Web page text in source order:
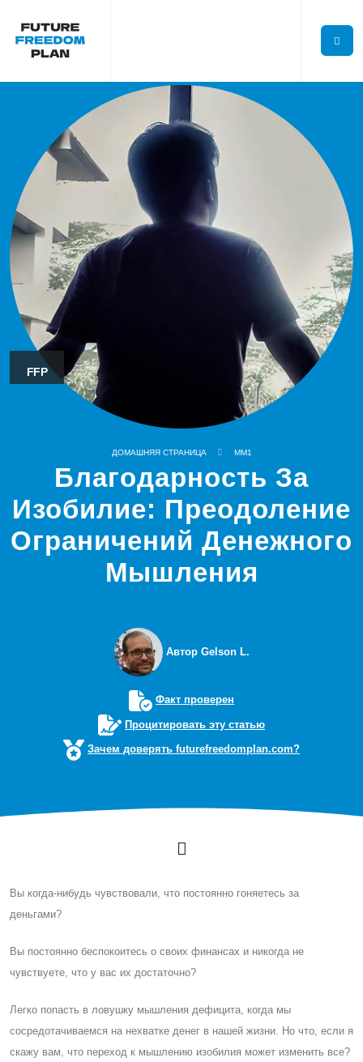
FFP
ДОМАШНЯЯ СТРАНИЦА MM1
Благодарность За
Изобилие: Преодоление
Ограничений Денежного
Мышления
Автор Gelson L.
Факт проверен
Процитировать эту статью
Зачем доверять futurefreedomplan.com?
Вы когда-нибудь чувствовали, что постоянно гоняетесь за
деньгами?
Вы постоянно беспокоитесь о своих финансах и никогда не
чувствуете, что у вас их достаточно?
Легко попасть в ловушку мышления дефицита, когда мы
сосредотачиваемся на нехватке денег в нашей жизни. Но что, если я
скажу вам, что переход к мышлению изобилия может изменить все?